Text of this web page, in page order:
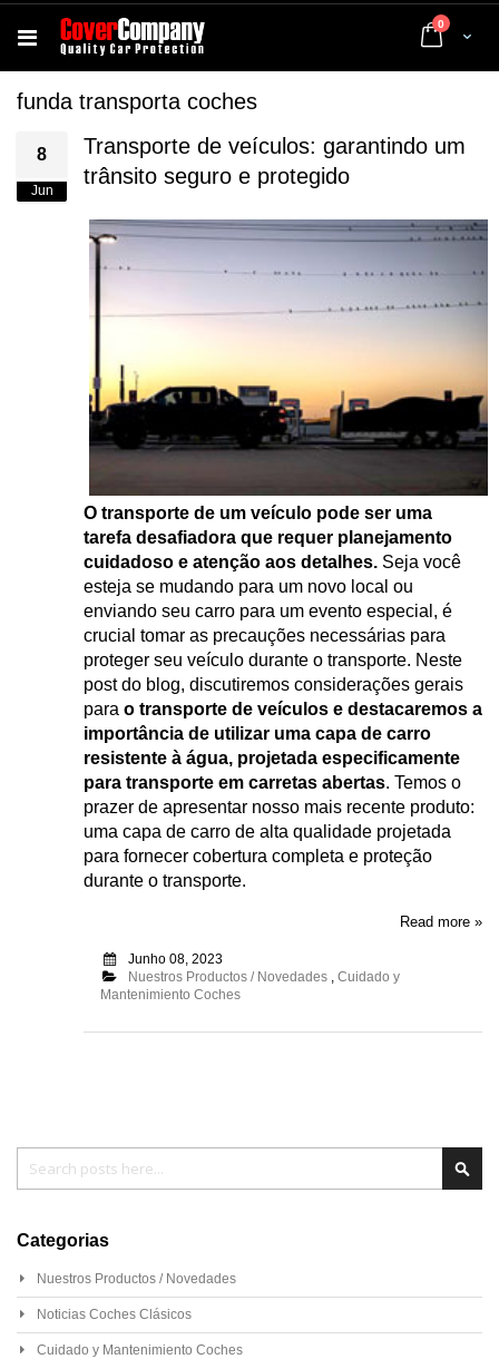
Cart
0 artigos
funda transporta coches
8
Jun
Transporte de veículos: garantindo um
trânsito seguro e protegido
O transporte de um veículo pode ser uma
tarefa desafiadora que requer planejamento
cuidadoso e atenção aos detalhes. Seja você
esteja se mudando para um novo local ou
enviando seu carro para um evento especial, é
crucial tomar as precauções necessárias para
proteger seu veículo durante o transporte. Neste
post do blog, discutiremos considerações gerais
para o transporte de veículos e destacaremos a
importância de utilizar uma capa de carro
resistente à água, projetada especificamente
para transporte em carretas abertas. Temos o
prazer de apresentar nosso mais recente produto:
uma capa de carro de alta qualidade projetada
para fornecer cobertura completa e proteção
durante o transporte.
Read more »
Junho 08, 2023
Nuestros Productos / Novedades, Cuidado y
Mantenimiento Coches
Categorias
Nuestros Productos / Novedades
Noticias Coches Clásicos
Cuidado y Mantenimiento Coches